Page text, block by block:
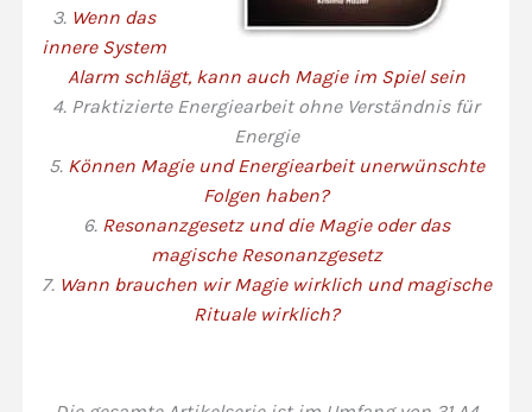
3.Wenn das
innere System
Alarm schlägt, kann auch Magie im Spiel sein
4. Praktizierte Energiearbeit ohne Verständnis für
Energie
5. Können Magie und Energiearbeit unerwünschte
Folgen haben?
6. Resonanzgesetz und die Magie oder das
magische Resonanzgesetz
7. Wann brauchen wir Magie wirklich und magische
Rituale wirklich?